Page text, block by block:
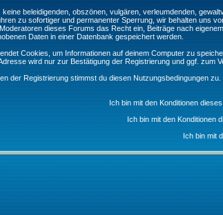
beleidigenden, obszönen, vulgären, verleumdenden,
zu sofortiger und permanenter Sperrung, wir behalten uns
dieses Forums das Recht ein, Beiträge nach
Daten in einer Datenbank gespeichert werden.
Cookies, um Informationen auf deinem Computer zu
wird nur zur Bestätigung der Registrierung und ggf. zum
der Registrierung stimmst du diesen Nutzungsbedingungen zu.
Ich bin mit den Konditionen
Ich bin mit den Konditionen
Ich bin mit